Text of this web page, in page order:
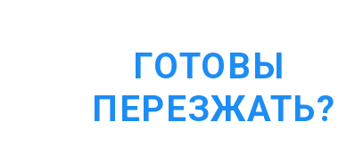
ГОТОВЫ
ПЕРЕЗЖАТЬ?